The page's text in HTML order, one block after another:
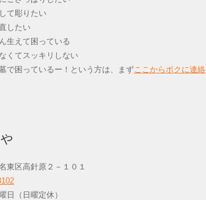
て彫りたい
したい
生えて困っている
くてスッキリしない
で困っているー！という方は、まずここからボクに連絡
や
東区高針原２－１０１
曜日（日曜定休）